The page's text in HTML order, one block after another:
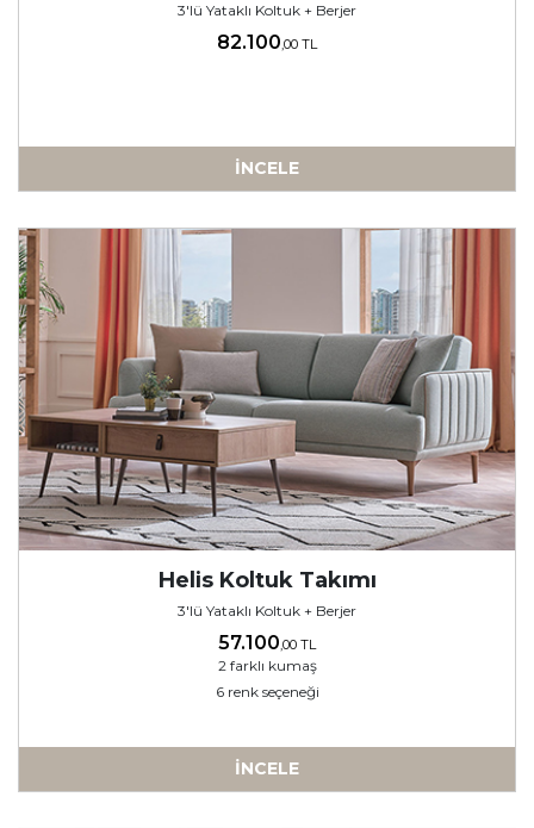
3'lü Yataklı Koltuk + Berjer
82.100,00 TL
İNCELE
-
Helis Koltuk Takımı
3'lü Yataklı Koltuk + Berjer
57.100 ,00 TL
2 farklı kumaş
6 renk seçeneği
İNCELE
-